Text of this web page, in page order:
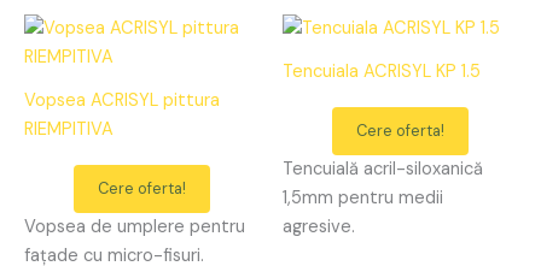
Vopsea ACRISYL pittura
RIEMPITIVA
Cere oferta!
Vopsea de umplere pentru
fațade cu micro-fisuri.
Tencuiala ACRISYL KP 1.5
Cere oferta!
Tencuială acril-siloxanică
1,5mm pentru medii
agresive.